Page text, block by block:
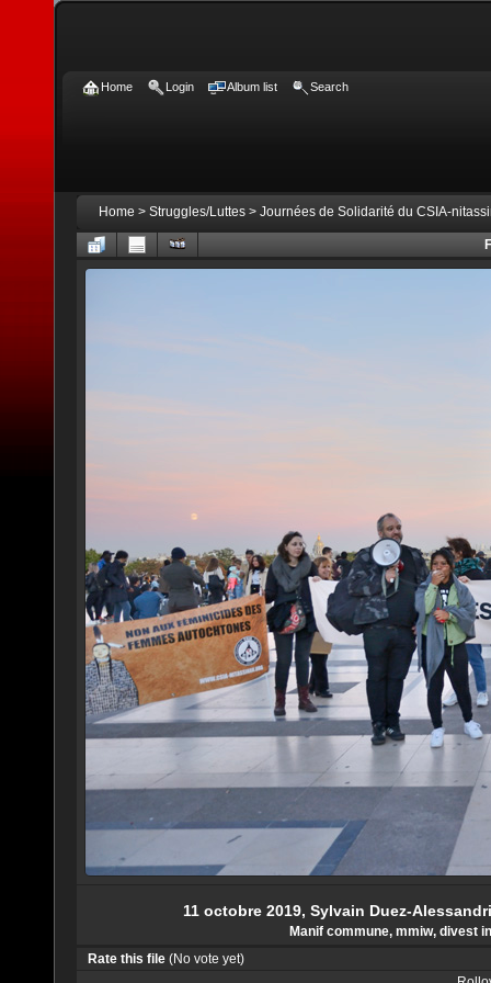
Home Login Album list Search
Home > Struggles/Luttes > Journées de Solidarité du CSIA-
11 octobre 2019, Sylvain Duez-
Manif commune, mmiw, divest
Rate this file (No vote yet)